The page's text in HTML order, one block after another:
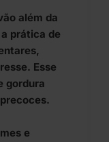
além da
prática de
Esse
gordura
e